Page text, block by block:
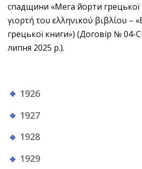
спадщини «Мега йорти грецької
γιορτή του ελληνικού βιβλίου –
грецької книги») (Договір № 04-
липня 2025 р.).
1926
1927
1928
1929